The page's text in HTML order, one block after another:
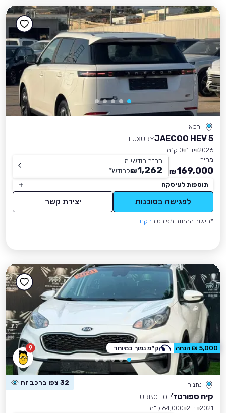
ירכא
JAECOO HEV 5
LUXURY
2026 יד 1
0 ק״מ
מחיר
169,000
₪
החזר חודשי מ-
1,262
₪לחודש*
תוספות לעיסקה
לפגישה בסוכנות יצירת קשר
*חישוב ההחזר מפורט בתקנון
9
נתניה 32 צפו ברכב זה
קיה ספורטז'TURBO TOP
2021 יד 2
64,000 ק״מ
5,000 ₪ הנחה ק״מ נמוך במיוחד